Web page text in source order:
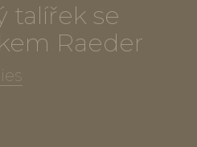
talířek se
Raeder